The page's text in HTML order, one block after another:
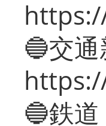
🔵交
🔵鉄